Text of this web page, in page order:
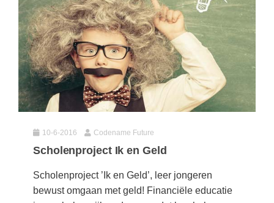
10-6-2016 Codename Future
Scholenproject Ik en Geld
Scholenproject ’Ik en Geld’, leer jongeren
bewust omgaan met geld! Financiële educatie